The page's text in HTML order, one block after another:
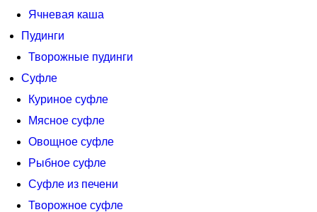
Ячневая каша
Пудинги
Творожные пудинги
Суфле
Куриное суфле
Мясное суфле
Овощное суфле
Рыбное суфле
Суфле из печени
Творожное суфле